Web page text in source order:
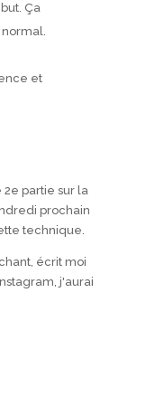
Ça
et
partie sur la
prochain
technique.
écrit moi
j'aurai